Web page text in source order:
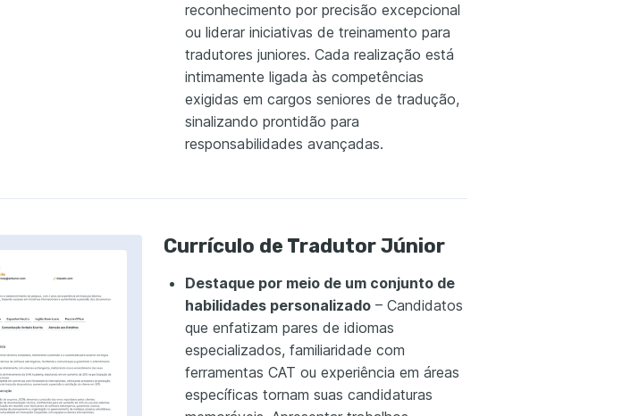
reconhecimento por precisão excepcional
ou liderar iniciativas de treinamento para
tradutores juniores. Cada realização está
intimamente ligada às competências
exigidas em cargos seniores de tradução,
sinalizando prontidão para
responsabilidades avançadas.
Currículo de Tradutor Júnior
Destaque por meio de um conjunto de
habilidades personalizado – Candidatos
que enfatizam pares de idiomas
especializados, familiaridade com
ferramentas CAT ou experiência em áreas
específicas tornam suas candidaturas